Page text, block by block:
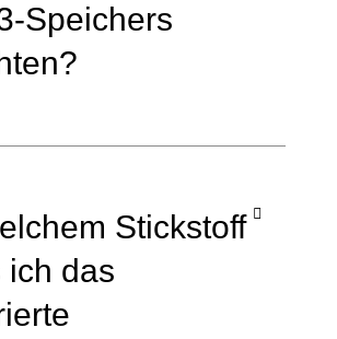
Speichers
Stickstoff
ich das